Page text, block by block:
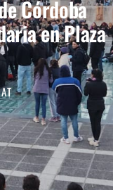
Córdoba
en Plaza